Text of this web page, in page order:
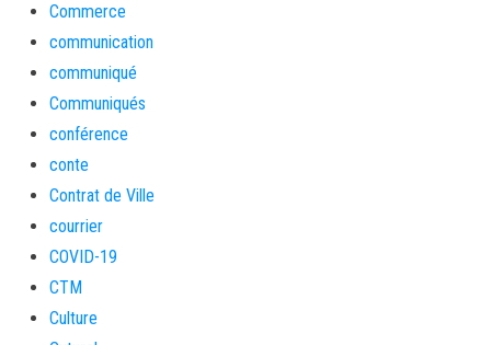
Commerce
communication
communiqué
Communiqués
conférence
conte
Contrat de Ville
courrier
COVID-19
CTM
Culture